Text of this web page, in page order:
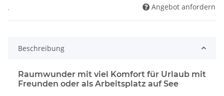
. Angebot anfordern
Beschreibung
Raumwunder mit viel Komfort für Urlaub mit
Freunden oder als Arbeitsplatz auf See